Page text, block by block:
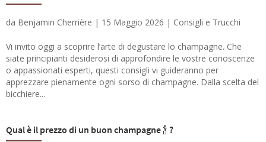
da Benjamin Cherrière | 15 Maggio 2026 | Consigli e Trucchi
Vi invito oggi a scoprire l’arte di degustare lo champagne. Che
siate principianti desiderosi di approfondire le vostre conoscenze
o appassionati esperti, questi consigli vi guideranno per
apprezzare pienamente ogni sorso di champagne. Dalla scelta del
bicchiere...
Qual è il prezzo di un buon champagne 🍾 ?